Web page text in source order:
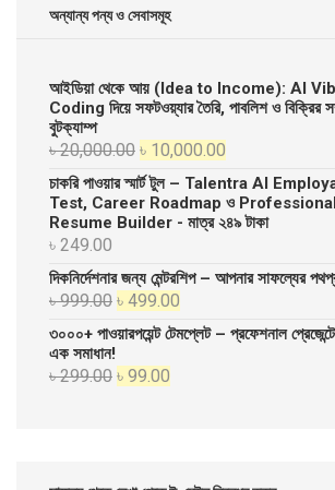
অন্যান্য পন্য ও সেবাসমূহ
আইডিয়া থেকে আয় (Idea to Income): AI
Coding দিয়ে সফটওয়্যার তৈরি, পাবলিশ ও বিক্রির
বুটক্যাম্প
৳20,000.00 Original
price
was:
৳ 20,000.00.
৳ 10,000.00
price
is:
৳ 10,000.00.
চাকরি পাওয়ার স্মার্ট টুল – Talentra AI
Test, Career Roadmap ও Professional
Resume Builder - মাত্র ২৪৯ টাকা
৳ 249.00
দিকনির্দেশনার জন্য মেন্টরশিপ – আপনার সাফল্যের
৳999.00 Original
price
৳ 999.00.
৳ 499.00
price
৩০০০+ পাওয়ারপয়েন্ট টেমপ্লেট – প্রফেশনাল
এক সমাধান!
৳299.00 Original
৳ 99.00